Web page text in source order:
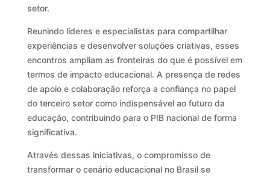
setor.
Reunindo líderes e especialistas para compartilhar
experiências e desenvolver soluções criativas, esses
encontros ampliam as fronteiras do que é possível em
termos de impacto educacional. A presença de redes
de apoio e colaboração reforça a confiança no papel
do terceiro setor como indispensável ao futuro da
educação, contribuindo para o PIB nacional de forma
significativa.
Através dessas iniciativas, o compromisso de
transformar o cenário educacional no Brasil se